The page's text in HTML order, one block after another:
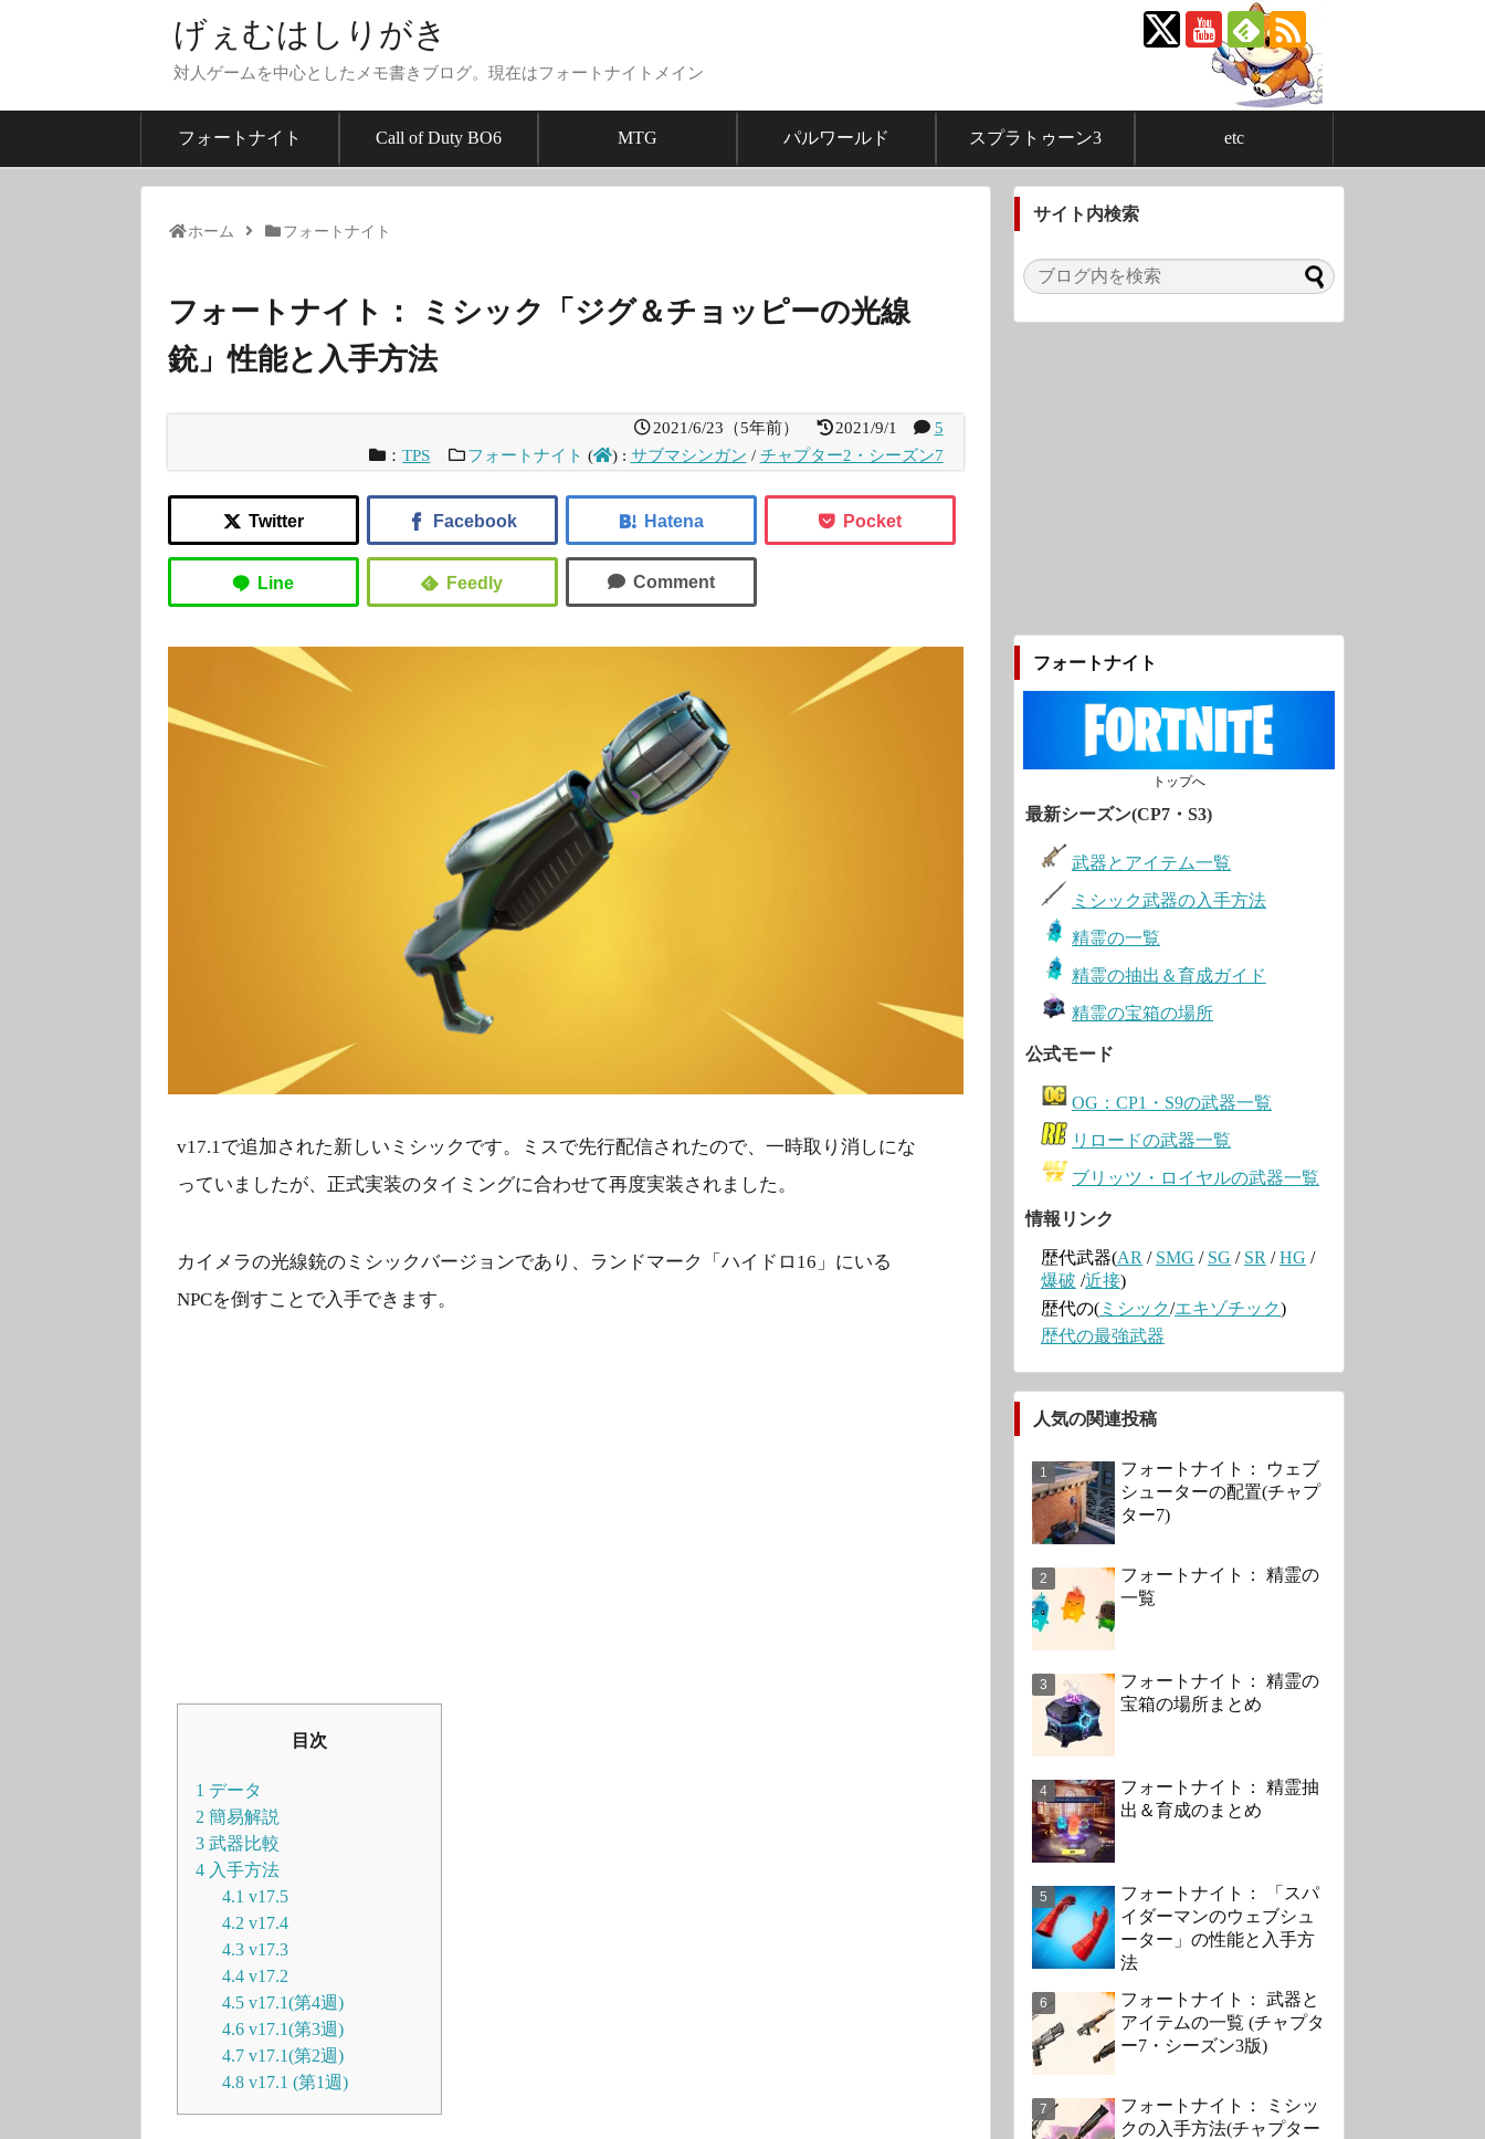
げぇむはしりがき
対人ゲームを中心としたメモ書きブログ。現在はフォートナイトメイン
フォートナイト Call of Duty BO6 MTG パルワールド スプラトゥーン3 etc
ホーム フォートナイト
フォートナイト： ミシック「ジグ＆チョッピーの光線
銃」性能と入手方法
2021/6/23 （5年前） 2021/9/1
5
：TPS フォートナイト ( ): サブマシンガン / チャプター2・シーズン7
v17.1で追加された新しいミシックです。ミスで先行配信されたので、一時取り消しにな
っていましたが、正式実装のタイミングに合わせて再度実装されました。
カイメラの光線銃のミシックバージョンであり、ランドマーク「ハイドロ16」にいる
NPCを倒すことで入手できます。
目次
1 データ
2 簡易解説
3 武器比較
4 入手方法
4.1 v17.5
4.2 v17.4
4.3 v17.3
4.4 v17.2
4.5 v17.1(第4週)
4.6 v17.1(第3週)
4.7 v17.1(第2週)
4.8 v17.1 (第1週)
サイト内検索
フォートナイト
トップへ
最新シーズン(CP7・S3)
武器とアイテム一覧
ミシック武器の入手方法
精霊の一覧
精霊の抽出＆育成ガイド
精霊の宝箱の場所
公式モード
OG：CP1・S9の武器一覧
リロードの武器一覧
ブリッツ・ロイヤルの武器一覧
情報リンク
歴代武器(AR / SMG / SG / SR /HG /
爆破 /近接)
歴代の( ミシック/エキゾチック)
歴代の最強武器
人気の関連投稿
フォートナイト： ウェブ
シューターの配置(チャプ
ター7)
フォートナイト： 精霊の
一覧
フォートナイト： 精霊の
宝箱の場所まとめ
フォートナイト： 精霊抽
出＆育成のまとめ
フォートナイト： 「スパ
イダーマンのウェブシュ
ーター」の性能と入手方
法
フォートナイト： 武器と
アイテムの一覧 (チャプタ
ー7・シーズン3版)
フォートナイト： ミシッ
クの入手方法(チャプター